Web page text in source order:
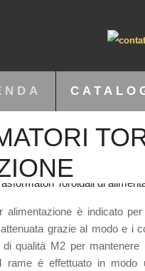
alimentazione è indicato
grazie al modo e i
qualità M2 per
rame è effettuato in